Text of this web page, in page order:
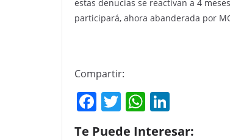
estas denucias se reactivan a 4
participará, ahora abanderada por
Compartir:
F
a
T
w
W
h
Te Puede Interesar: